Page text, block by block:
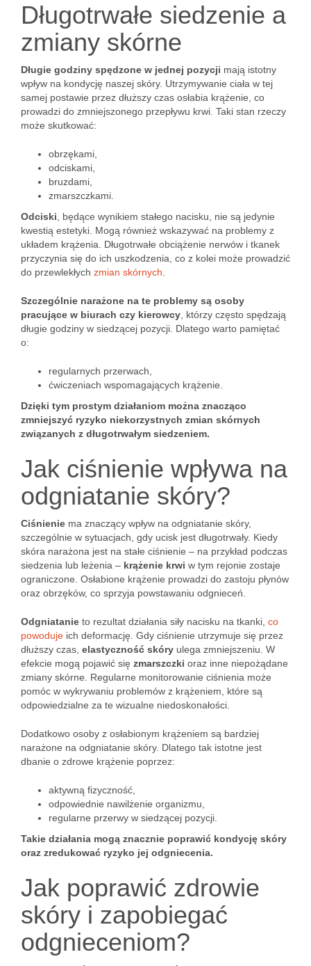
Długotrwałe siedzenie a
zmiany skórne
Długie godziny spędzone w jednej pozycji mają istotny
wpływ na kondycję naszej skóry. Utrzymywanie ciała w tej
samej postawie przez dłuższy czas osłabia krążenie, co
prowadzi do zmniejszonego przepływu krwi. Taki stan rzeczy
może skutkować:
obrzękami,
odciskami,
bruzdami,
zmarszczkami.
Odciski , będące wynikiem stałego nacisku, nie są jedynie
kwestią estetyki. Mogą również wskazywać na problemy z
układem krążenia. Długotrwałe obciążenie nerwów i tkanek
przyczynia się do ich uszkodzenia, co z kolei może prowadzić
do przewlekłych zmian skórnych
Szczególnie narażone na te problemy są osoby
pracujące w biurach czy kierowcy , którzy często spędzają
długie godziny w siedzącej pozycji. Dlatego warto pamiętać
o:
regularnych przerwach,
ćwiczeniach wspomagających krążenie.
Dzięki tym prostym działaniom można znacząco
zmniejszyć ryzyko niekorzystnych zmian skórnych
związanych z długotrwałym siedzeniem.
Jak ciśnienie wpływa na
odgniatanie skóry?
Ciśnienie ma znaczący wpływ na odgniatanie skóry,
szczególnie w sytuacjach, gdy ucisk jest długotrwały. Kiedy
skóra narażona jest na stałe ciśnienie – na przykład podczas
siedzenia lub leżenia – krążenie krwi w tym rejonie zostaje
ograniczone. Osłabione krążenie prowadzi do zastoju płynów
oraz obrzęków, co sprzyja powstawaniu odgnieceń.
Odgniatanie to rezultat działania siły nacisku na tkanki, co
powoduje ich deformację. Gdy ciśnienie utrzymuje się przez
dłuższy czas, elastyczność skóry ulega zmniejszeniu. W
efekcie mogą pojawić się zmarszczki oraz inne niepożądane
zmiany skórne. Regularne monitorowanie ciśnienia może
pomóc w wykrywaniu problemów z krążeniem, które są
odpowiedzialne za te wizualne niedoskonałości.
Dodatkowo osoby z osłabionym krążeniem są bardziej
narażone na odgniatanie skóry. Dlatego tak istotne jest
dbanie o zdrowe krążenie poprzez:
aktywną fizyczność,
odpowiednie nawilżenie organizmu,
regularne przerwy w siedzącej pozycji.
Takie działania mogą znacznie poprawić kondycję skóry
oraz zredukować ryzyko jej odgniecenia.
Jak poprawić zdrowie
skóry i zapobiegać
odgnieceniom?